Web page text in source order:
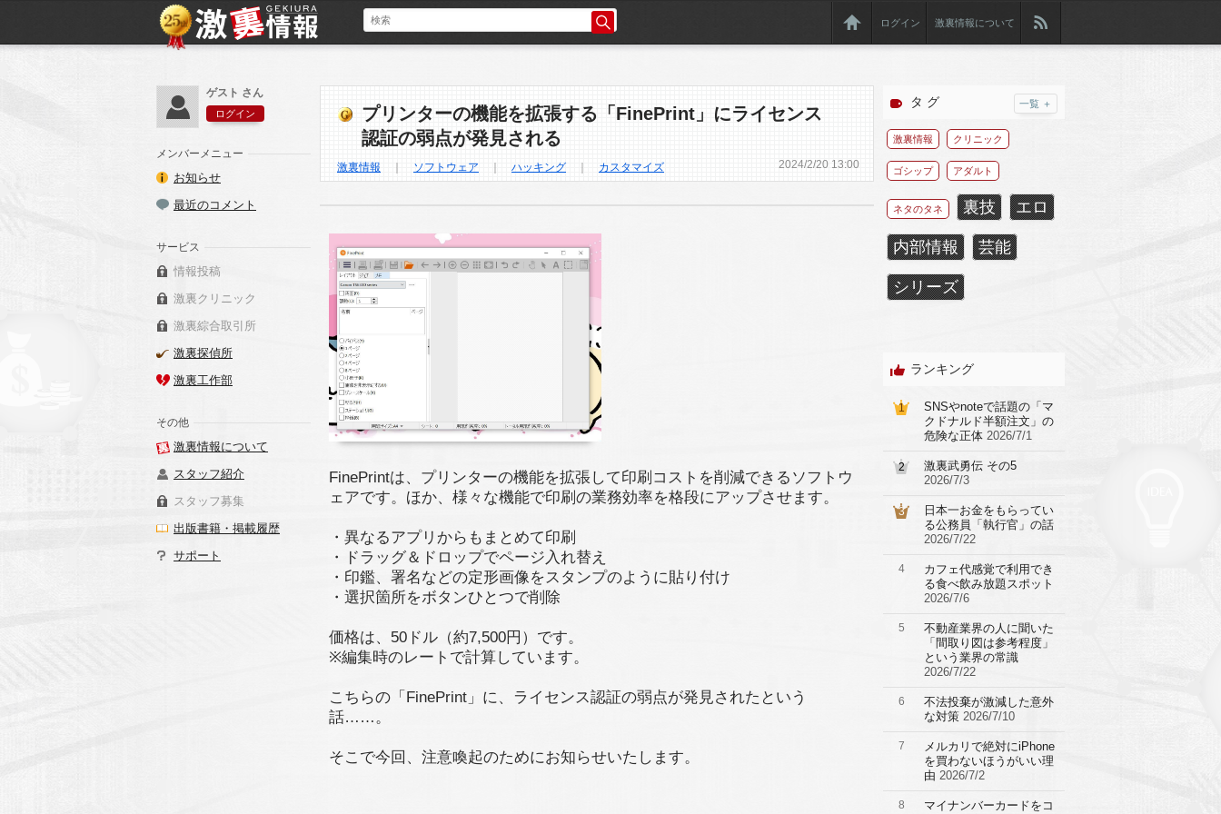
ログイン 激裏情報について
プリンターの機能を拡張する「FinePrint」にライセンス
認証の弱点が発見される
激裏情報 ソフトウェア ハッキング｜ カスタマイズ 2024/2/20 13:00
FinePrintは、プリンターの機能を拡張して印刷コストを削減できるソフトウ
ェアです。ほか、様々な機能で印刷の業務効率を格段にアップさせます。
・異なるアプリからもまとめて印刷
・ドラッグ＆ドロップでページ入れ替え
・印鑑、署名などの定形画像をスタンプのように貼り付け
・選択箇所をボタンひとつで削除
価格は、50ドル（約7,500円）です。
※編集時のレートで計算しています。
こちらの「FinePrint」に、ライセンス認証の弱点が発見されたという
話……。
そこで今回、注意喚起のためにお知らせいたします。
ゲスト さん
ログイン
メンバーメニュー
お知らせ
最近のコメント
サービス
情報投稿
激裏クリニック
激裏綜合取引所
激裏探偵所
激裏工作部
その他
激裏情報について
スタッフ紹介
スタッフ募集
出版書籍・掲載履歴
サポート
タ グ 一覧 ＋
激裏情報 クリニック
ゴシップ アダルト
ネタのタネ 裏技 エロ
内部情報 芸能
シリーズ
ランキング
1
SNSやnoteで話題の「マ
クドナルド半額注文」の
危険な正体 2026/7/1
2
激裏武勇伝 その5
2026/7/3
3
日本一お金をもらってい
る公務員「執行官」の話
2026/7/22
4
カフェ代感覚で利用でき
る食べ飲み放題スポット
2026/7/6
5
不動産業界の人に聞いた
「間取り図は参考程度」
という業界の常識
2026/7/22
6
不法投棄が激減した意外
な対策 2026/7/10
7
メルカリで絶対にiPhone
を買わないほうがいい理
由 2026/7/2
8
マイナンバーカードをコ